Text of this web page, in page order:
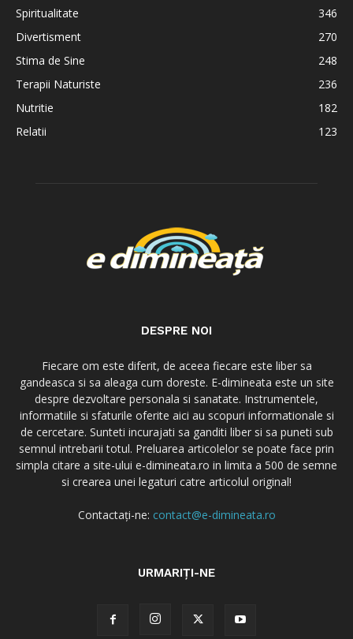
Spiritualitate
346
Divertisment
270
Stima de Sine
248
Terapii Naturiste
236
Nutritie
182
Relatii
123
DESPRE NOI
Fiecare om este diferit, de aceea fiecare este liber sa
gandeasca si sa aleaga cum doreste. E-dimineata este un site
despre dezvoltare personala si sanatate. Instrumentele,
informatiile si sfaturile oferite aici au scopuri informationale si
de cercetare. Sunteti incurajati sa ganditi liber si sa puneti sub
semnul intrebarii totul. Preluarea articolelor se poate face prin
simpla citare a site-ului e-dimineata.ro in limita a 500 de semne
si crearea unei legaturi catre articolul original!
Contactați-ne: contact@e-dimineata.ro
URMARIȚI-NE